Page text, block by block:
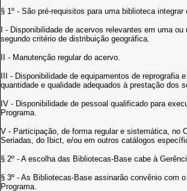
§ 1º - São pré-requisitos para uma biblioteca
I - Disponibilidade de acervos relevantes em uma
segundo critério de distribuição geográfica.
II - Manutenção regular do acervo.
III - Disponibilidade de equipamentos de
quantidade e qualidade adequados à prestação dos
IV - Disponibilidade de pessoal qualificado para
Programa.
V - Participação, de forma regular e sistemática, no
Seriadas, do Ibict, e/ou em outros catálogos
§ 2º - A escolha das Bibliotecas-Base cabe à
§ 3º - As Bibliotecas-Base assinarão convênio com
Programa.